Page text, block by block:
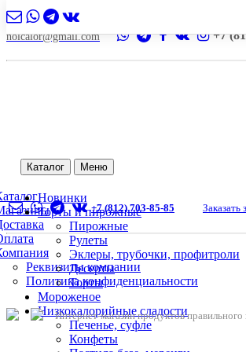
nolcalor@gmail.com +7
Каталог Меню
Реквизиты компании
Политика конфиденциальности
Новинки
Торты и пирожные
Пирожные
Рулеты
Эклеры, трубочки, профитроли
Десерты
Торты
Мороженое
Низкокалорийные сладости
Печенье, суфле
Конфеты
+7 (812) 703-85-85 Заказать
Интернет-магазин продуктов правильного